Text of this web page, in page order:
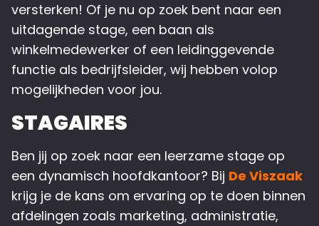
versterken! Of je nu op zoek bent naar een
uitdagende stage, een baan als
winkelmedewerker of een leidinggevende
functie als bedrijfsleider, wij hebben volop
mogelijkheden voor jou.
STAGAIRES
Ben jij op zoek naar een leerzame stage op
een dynamisch hoofdkantoor? Bij De Viszaak
krijg je de kans om ervaring op te doen binnen
afdelingen zoals marketing, administratie,